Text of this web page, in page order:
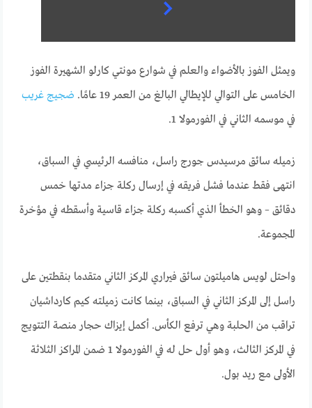
ويمثل الفوز بالأضواء والعلم في شوارع مونتي كارلو الشهيرة الفوز
الخامس على التوالي للإيطالي البالغ من العمر 19 عامًا.
ضجيج غريب
في موسمه الثاني في الفورمولا 1.
زميله سائق مرسيدس جورج راسل، منافسه الرئيسي في السباق،
انتهى فقط عندما فشل فريقه في إرسال ركلة جزاء مدتها خمس
دقائق – وهو الخطأ الذي أكسبه ركلة جزاء قاسية وأسقطه في مؤخرة
المجموعة.
واحتل لويس هاميلتون سائق فيراري المركز الثاني متقدما بنقطتين على
راسل إلى المركز الثاني في السباق، بينما كانت زميلته كيم كارداشيان
تراقب من الحلبة وهي ترفع الكأس. أكمل إيزاك حجار منصة التتويج
في المركز الثالث، وهو أول حل له في الفورمولا 1 ضمن المراكز الثلاثة
الأولى مع ريد بول.